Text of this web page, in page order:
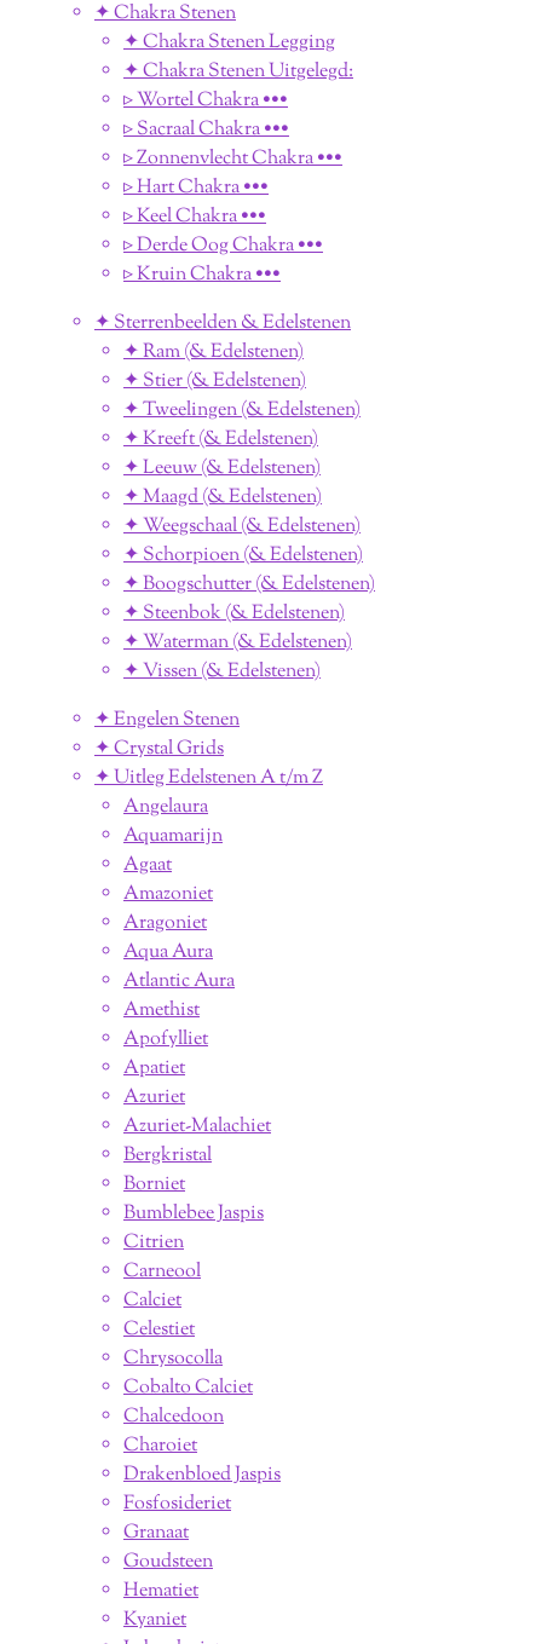
✦ Chakra Stenen
✦ Chakra Stenen Legging
✦ Chakra Stenen Uitgelegd:
▹ Wortel Chakra •••
▹ Sacraal Chakra •••
▹ Zonnenvlecht Chakra •••
▹ Hart Chakra •••
▹ Keel Chakra •••
▹ Derde Oog Chakra •••
▹ Kruin Chakra •••
✦ Sterrenbeelden & Edelstenen
✦ Ram (& Edelstenen)
✦ Stier (& Edelstenen)
✦ Tweelingen (& Edelstenen)
✦ Kreeft (& Edelstenen)
✦ Leeuw (& Edelstenen)
✦ Maagd (& Edelstenen)
✦ Weegschaal (& Edelstenen)
✦ Schorpioen (& Edelstenen)
✦ Boogschutter (& Edelstenen)
✦ Steenbok (& Edelstenen)
✦ Waterman (& Edelstenen)
✦ Vissen (& Edelstenen)
✦ Engelen Stenen
✦ Crystal Grids
✦ Uitleg Edelstenen A t/m Z
Angelaura
Aquamarijn
Agaat
Amazoniet
Aragoniet
Aqua Aura
Atlantic Aura
Amethist
Apofylliet
Apatiet
Azuriet
Azuriet-Malachiet
Bergkristal
Borniet
Bumblebee Jaspis
Citrien
Carneool
Calciet
Celestiet
Chrysocolla
Cobalto Calciet
Chalcedoon
Charoiet
Drakenbloed Jaspis
Fosfosideriet
Granaat
Goudsteen
Hematiet
Kyaniet